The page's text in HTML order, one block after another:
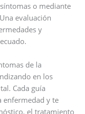
o mediante
evaluación
y
de la
en los
Cada guía
enfermedad y te
el tratamiento